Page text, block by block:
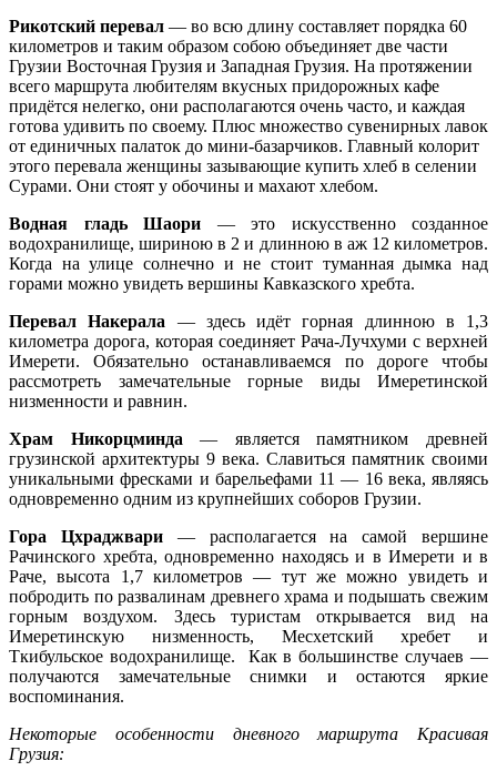
Рикотский перевал — во всю длину составляет порядка 60
километров и таким образом собою объединяет две части
Грузии Восточная Грузия и Западная Грузия. На протяжении
всего маршрута любителям вкусных придорожных кафе
придётся нелегко, они располагаются очень часто, и каждая
готова удивить по своему. Плюс множество сувенирных лавок
от единичных палаток до мини-базарчиков. Главный колорит
этого перевала женщины зазывающие купить хлеб в селении
Сурами. Они стоят у обочины и махают хлебом.
Водная гладь Шаори — это искусственно созданное
водохранилище, шириною в 2 и длинною в аж 12 километров.
Когда на улице солнечно и не стоит туманная дымка над
горами можно увидеть вершины Кавказского хребта.
Перевал Накерала — здесь идёт горная длинною в 1,3
километра дорога, которая соединяет Рача-Лучхуми с верхней
Имерети. Обязательно останавливаемся по дороге чтобы
рассмотреть замечательные горные виды Имеретинской
низменности и равнин.
Храм Никорцминда— является памятником древней
грузинской архитектуры 9 века. Славиться памятник своими
уникальными фресками и барельефами 11 — 16 века, являясь
одновременно одним из крупнейших соборов Грузии.
Гора Цхраджвари— располагается на самой вершине
Рачинского хребта, одновременно находясь и в Имерети и в
Раче, высота 1,7 километров — тут же можно увидеть и
побродить по развалинам древнего храма и подышать свежим
горным воздухом. Здесь туристам открывается вид на
Имеретинскую низменность, Месхетский хребет и
Ткибульское водохранилище. Как в большинстве случаев —
получаются замечательные снимки и остаются яркие
воспоминания.
Некоторые особенности дневного маршрута Красивая
Грузия: